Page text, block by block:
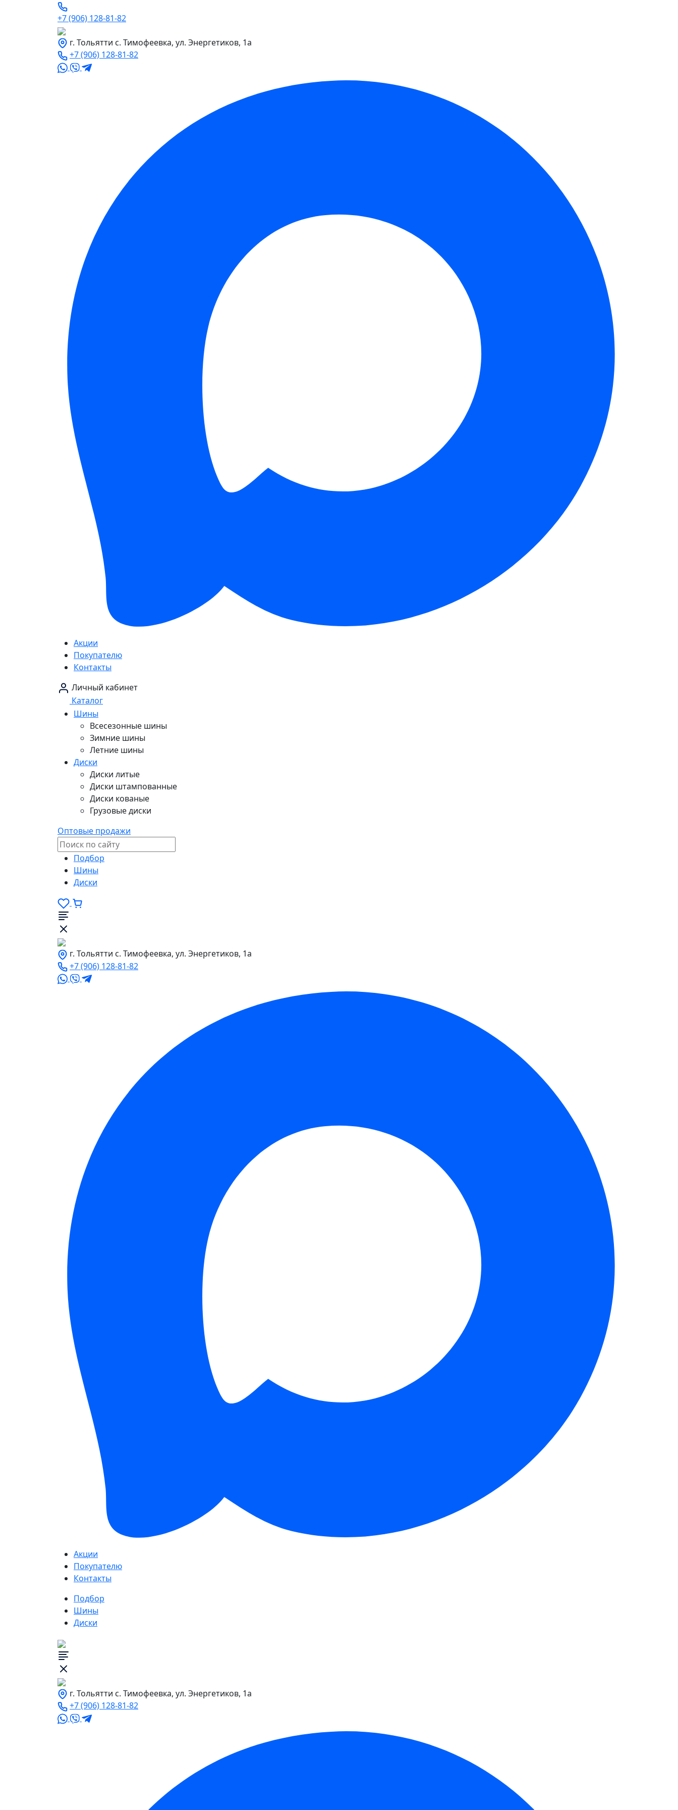
+7 (906) 128-81-82
г. Тольятти с. Тимофеевка, ул. Энергетиков, 1а
+7 (906) 128-81-82
Акции
Покупателю
Контакты
Личный кабинет
Каталог
Шины
Всесезонные шины
Зимние шины
Летние шины
Диски
Диски литые
Диски штампованные
Диски кованые
Грузовые диски
Оптовые продажи
Подбор
Шины
Диски
г. Тольятти с. Тимофеевка, ул. Энергетиков, 1а
+7 (906) 128-81-82
Акции
Покупателю
Контакты
Подбор
Шины
Диски
г. Тольятти с. Тимофеевка, ул. Энергетиков, 1а
+7 (906) 128-81-82